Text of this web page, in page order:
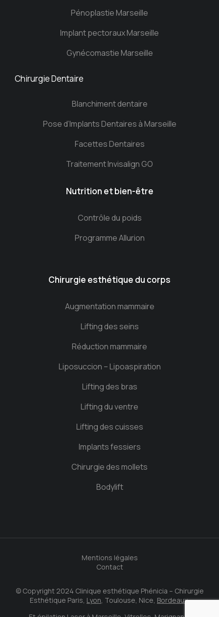
Pénoplastie Marseille
Implant pectoraux Marseille
Gynécomastie Marseille
Chirurgie Dentaire
Blanchiment dentaire
Pose d’Implants Dentaires à Marseille
Facettes Dentaires
Traitement Invisalign GO
Nutrition et bien-être
Contrôle du poids
Programme Allurion
Chirurgie esthétique du corps
Augmentation mammaire
Lifting des seins
Réduction mammaire
Liposuccion – Lipoaspiration
Lifting des bras
Lifting du ventre
Lifting des cuisses
Implants fessiers
Chirurgie des mollets
Bodylift
© Copyright 2024 Clinique esthétique Phénicia – Chirurgie
Esthétique Paris, Lyon, Toulouse, Nice, Bordeaux.
Mentions légales
Contact